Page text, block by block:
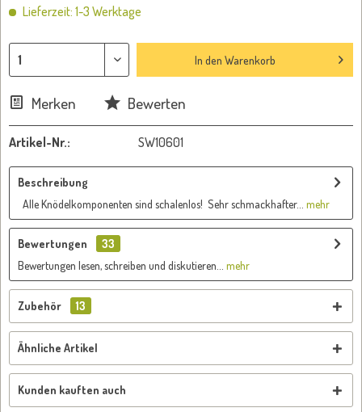
Lieferzeit: 1-3 Werktage
In den Warenkorb
Merken Bewerten
Artikel-Nr.: SW10601
Beschreibung
Alle Knödelkomponenten sind schalenlos! Sehr schmackhafter...
mehr
Bewertungen
33
Bewertungen lesen, schreiben und diskutieren...
mehr
Zubehör 13
Ähnliche Artikel
Kunden kauften auch